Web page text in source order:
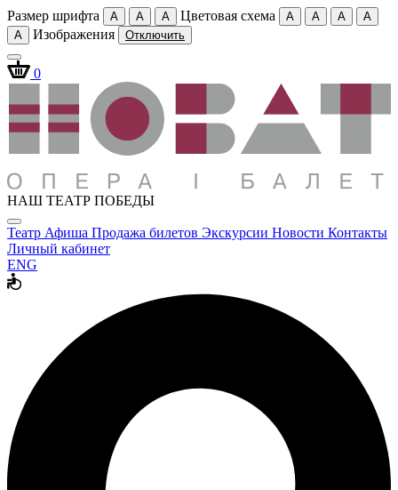
Размер шрифта A A A Цветовая схема A A A
A
A
Изображения Отключить
0
НАШ ТЕАТР ПОБЕДЫ
Театр Афиша Продажа билетов Экскурсии Новости Контакты
Личный кабинет
ENG